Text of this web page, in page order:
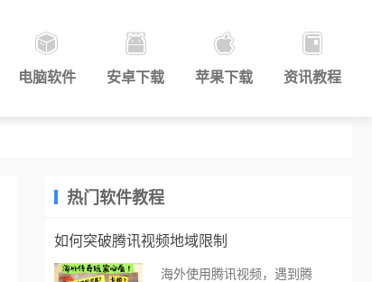
电脑软件 安卓下载 苹果下载 资讯教程
热门软件教程
如何突破腾讯视频地域限制
海外使用腾讯视频，遇到腾